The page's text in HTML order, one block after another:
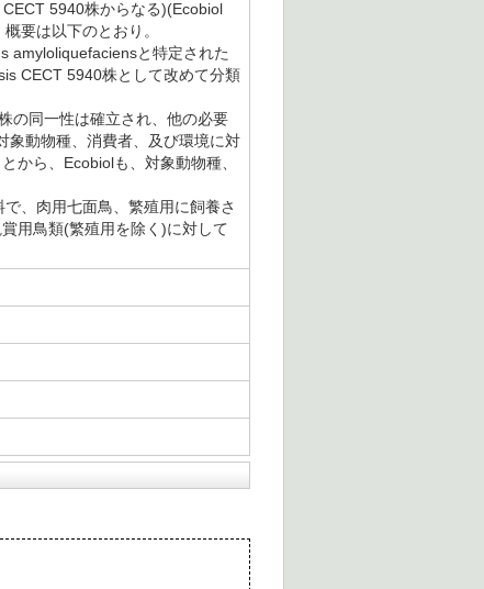
5940株からなる)(Ecobiol
要は以下のとおり。
amyloliquefaciensと特定された
CECT 5940株として改めて分類
の同一性は確立され、他の必要
象動物種、消費者、及び環境に対
から、Ecobiolも、対象動物種、
、肉用七面鳥、繁殖用に飼養さ
用鳥類(繁殖用を除く)に対して